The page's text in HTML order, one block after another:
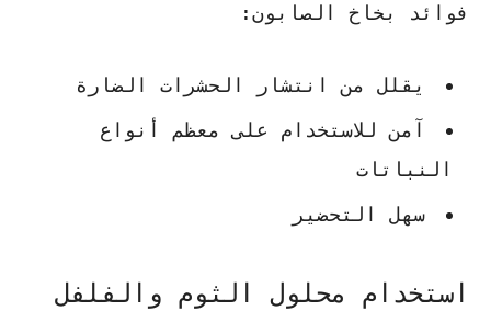
فوائد بخاخ الصابون:
يقلل من انتشار الحشرات الضارة
آمن للاستخدام على معظم أنواع
النباتات
سهل التحضير
استخدام محلول الثوم والفلفل